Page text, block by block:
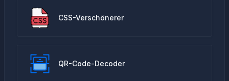
CSS-Verschönerer
QR-Code-Decoder